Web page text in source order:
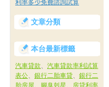
利率多少免費諮詢試算
文章分類
本台最新標籤
汽車貸款、 汽車貸款率利試算
表公、 銀行二胎車貸、 銀行二
胎房屋、 腳臭剋星、 房貸利率